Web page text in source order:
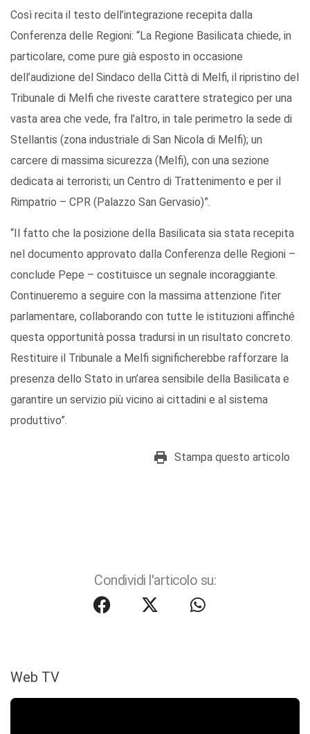
Così recita il testo dell’integrazione recepita dalla
Conferenza delle Regioni: “La Regione Basilicata chiede, in
particolare, come pure già esposto in occasione
dell’audizione del Sindaco della Città di Melfi, il ripristino del
Tribunale di Melfi che riveste carattere strategico per una
vasta area che vede, fra l’altro, in tale perimetro la sede di
Stellantis (zona industriale di San Nicola di Melfi); un
carcere di massima sicurezza (Melfi), con una sezione
dedicata ai terroristi; un Centro di Trattenimento e per il
Rimpatrio – CPR (Palazzo San Gervasio)”.
“Il fatto che la posizione della Basilicata sia stata recepita
nel documento approvato dalla Conferenza delle Regioni –
conclude Pepe – costituisce un segnale incoraggiante.
Continueremo a seguire con la massima attenzione l’iter
parlamentare, collaborando con tutte le istituzioni affinché
questa opportunità possa tradursi in un risultato concreto.
Restituire il Tribunale a Melfi significherebbe rafforzare la
presenza dello Stato in un’area sensibile della Basilicata e
garantire un servizio più vicino ai cittadini e al sistema
produttivo”.
Stampa questo articolo
Condividi l'articolo su:
Web TV